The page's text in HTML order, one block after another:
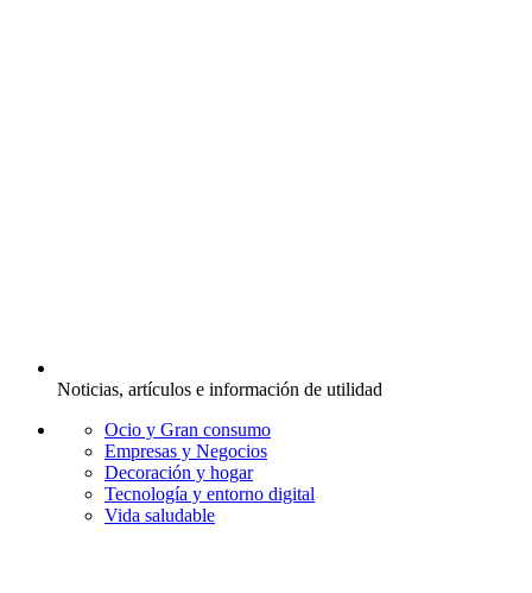
Noticias, artículos e información de utilidad
Ocio y Gran consumo
Empresas y Negocios
Decoración y hogar
Tecnología y entorno digital
Vida saludable